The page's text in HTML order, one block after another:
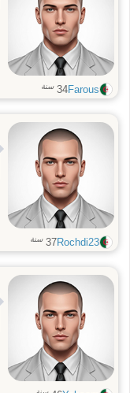
Farous
34 سنة
Rochdi23
37 سنة